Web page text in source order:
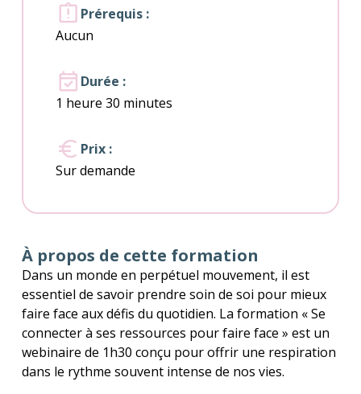
Prérequis :
Aucun
Durée :
1 heure 30 minutes
Prix :
Sur demande
À propos de cette formation
Dans un monde en perpétuel mouvement, il est
essentiel de savoir prendre soin de soi pour mieux
faire face aux défis du quotidien. La formation « Se
connecter à ses ressources pour faire face » est un
webinaire de 1h30 conçu pour offrir une respiration
dans le rythme souvent intense de nos vies.